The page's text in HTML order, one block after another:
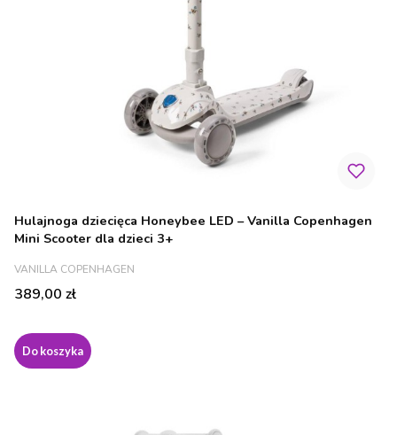
Hulajnoga dziecięca Honeybee LED – Vanilla Copenhagen
Mini Scooter dla dzieci 3+
PRODUCENT
VANILLA COPENHAGEN
Cena
389,00 zł
Do koszyka